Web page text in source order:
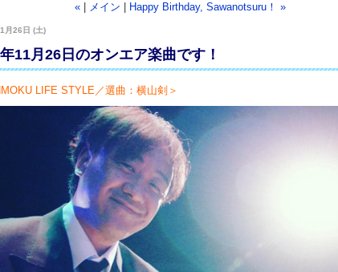
« メイン Happy Birthday, Sawanotsuru！ »
月26日 (土)
11月26日のオンエア楽曲です！
LIFE STYLE／選曲：横山剣＞